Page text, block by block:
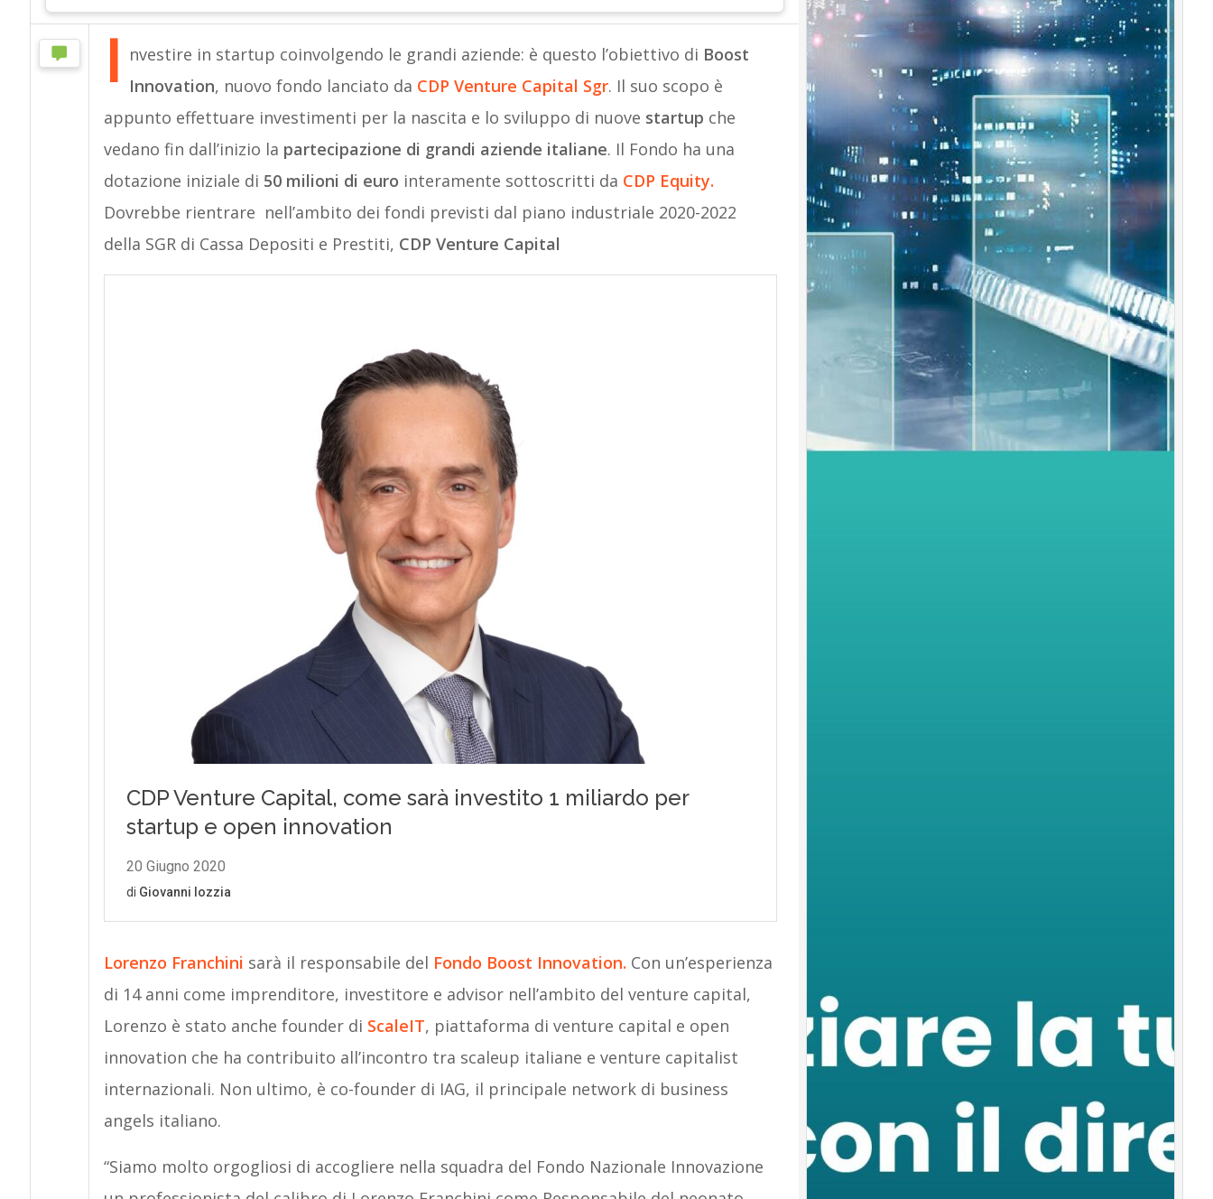
I nvestire in startup coinvolgendo le grandi aziende: è questo l’obiettivo di Boost
Innovation, nuovo fondo lanciato da CDP Venture Capital Sgr. Il suo scopo è
appunto effettuare investimenti per la nascita e lo sviluppo di nuove startup che
vedano fin dall’inizio la partecipazione di grandi aziende italiane. Il Fondo ha una
dotazione iniziale di 50 milioni di euro interamente sottoscritti da CDP Equity.
Dovrebbe rientrare nell’ambito dei fondi previsti dal piano industriale 2020-2022
della SGR di Cassa Depositi e Prestiti, CDP Venture Capital
Lorenzo Franchini sarà il responsabile del Fondo Boost Innovation. Con un’esperienza
di 14 anni come imprenditore, investitore e advisor nell’ambito del venture capital,
Lorenzo è stato anche founder di ScaleIT, piattaforma di venture capital e open
innovation che ha contribuito all’incontro tra scaleup italiane e venture capitalist
internazionali. Non ultimo, è co-founder di IAG, il principale network di business
angels italiano.
“Siamo molto orgogliosi di accogliere nella squadra del Fondo Nazionale Innovazione